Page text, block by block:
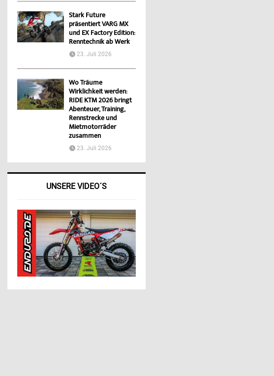
Stark Future
präsentiert VARG MX
und EX Factory Edition:
Renntechnik ab Werk
23. Juli 2026
Wo Träume
Wirklichkeit werden:
RIDE KTM 2026 bringt
Abenteuer, Training,
Rennstrecke und
Mietmotorräder
zusammen
23. Juli 2026
UNSERE VIDEO´S